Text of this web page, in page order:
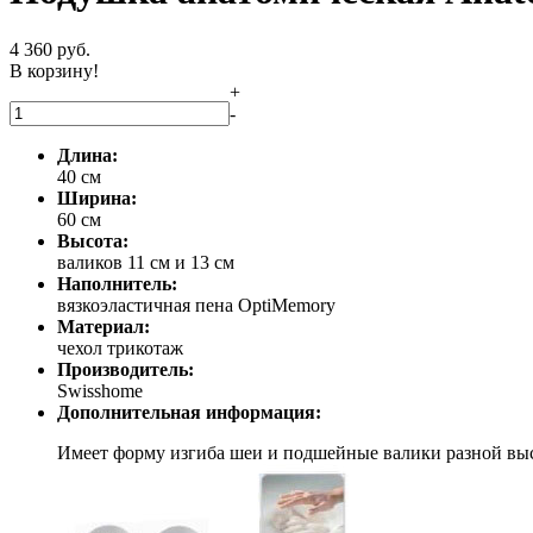
4 360 руб.
В корзину!
+
-
Длина:
40 см
Ширина:
60 см
Высота:
валиков 11 см и 13 см
Наполнитель:
вязкоэластичная пена OptiMemory
Материал:
чехол трикотаж
Производитель:
Swisshome
Дополнительная информация:
Имеет форму изгиба шеи и подшейные валики разной